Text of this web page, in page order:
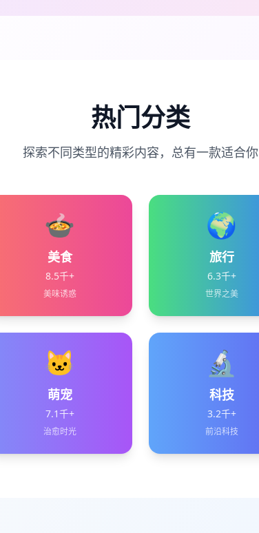
热门分类
探索不同类型的精彩内容，总有一款适合你
🍲
美食
8.5千+
美味诱惑
🌍
旅行
6.3千+
世界之美
🐱
萌宠
7.1千+
治愈时光
🔬
科技
3.2千+
前沿科技